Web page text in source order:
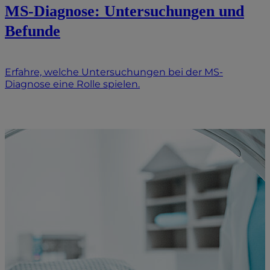
MS-Diagnose: Untersuchungen und
Befunde
Erfahre, welche Untersuchungen bei der MS-
Diagnose eine Rolle spielen.